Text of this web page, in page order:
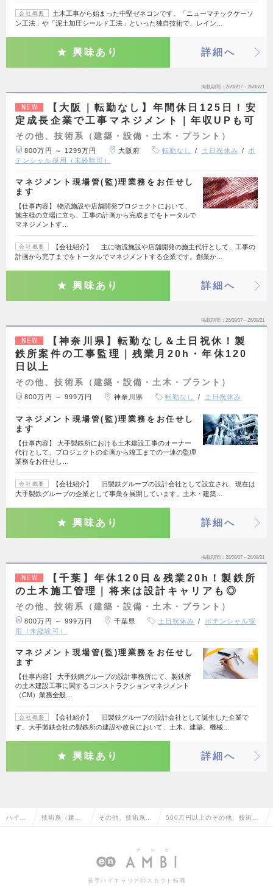
会社概要
土木工事から始まった中堅ゼネコンです。「ニューマチックケーソ
ン工法」や「泥土加圧シールド工法」といった独自技術で、レイン…
興味あり 詳細へ
掲載期間 26/08/07～26/08/21
NEW
【大阪｜転勤なし】年間休日125日！安
定成長企業で工事マネジメント｜年収UPも可
その他、技術系（建築・設備・土木・プラント）
800万円 ～ 1299万円 大阪府 転勤なし 土日祝休み
ポ
テンシャル採用（未経験可）
マネジメント現場管(監)理業務をお任せし
ます
【仕事内容】 物流施設や店舗開発プロジェクトにおいて、
施主様の立場に立ち、工事の計画から完成までをトータルで
マネジメントす…
会社概要
【会社紹介】 主に物流施設や店舗開発の施主代行として、工事の
計画から完了までをトータルでマネジメントする企業です。創業か…
興味あり 詳細へ
掲載期間 26/08/07～26/08/21
NEW
【神奈川県】転勤なし＆土日祝休！製
鉄所案件の工事監理｜残業月20h・年休120
日以上
その他、技術系（建築・設備・土木・プラント）
800万円 ～ 999万円 神奈川県 転勤なし 土日祝休み
マネジメント現場管(監)理業務をお任せし
ます
【仕事内容】 大手製鉄所における土木建設工事のオーナー
代行として、プロジェクトの企画から竣工までの一連の監理
業務をお任せし…
会社概要
【会社紹介】 旧製鉄グループの設計会社として設立され、現在は
大手製鉄グループの企業として事業を展開しています。土木・建築…
興味あり 詳細へ
掲載期間 26/08/07～26/08/21
NEW
【千葉】年休120日＆残業20h！製鉄所
の土木施工管理｜将来は設計キャリアも◎
その他、技術系（建築・設備・土木・プラント）
800万円 ～ 999万円 千葉県 土日祝休み
ポテンシャル採
用（未経験可）
マネジメント現場管(監)理業務をお任せし
ます
【仕事内容】 大手鉄鋼グループの設計事務所にて、製鉄所
の土木建設工事に関するコンストラクションマネジメント
（CM）業務全般…
会社概要
【会社紹介】 旧製鉄グループの設計会社として誕生した企業で
す。大手製鉄会社の製鉄所の建設や改良において、土木、建築、機械…
興味あり 詳細へ
ハイク 技術系（建 その他、技術系
木・プラント）
500万円以上のその他、技術系
ト）の転職・求人情報一覧
若手ハイキャリアのスカウト転職